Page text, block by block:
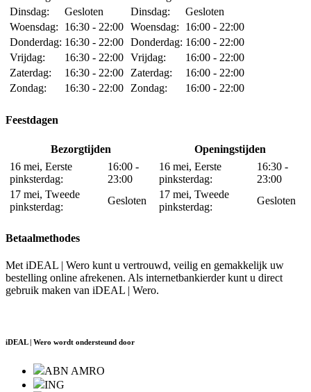
Dinsdag:
Gesloten
Woensdag:
16:30 - 22:00
Donderdag: 16:30 - 22:00
Vrijdag:
16:30 - 22:00
Zaterdag:
16:30 - 22:00
Zondag:
16:30 - 22:00
Dinsdag:
Gesloten
Woensdag:
16:00 - 22:00
Donderdag: 16:00 - 22:00
Vrijdag:
16:00 - 22:00
Zaterdag:
16:00 - 22:00
Zondag:
16:00 - 22:00
Feestdagen
Bezorgtijden
Openingstijden
16 mei, Eerste
pinksterdag:
16:00 -
23:00
17 mei, Tweede
pinksterdag:
Gesloten
16 mei, Eerste
pinksterdag:
16:30 -
23:00
17 mei, Tweede
pinksterdag:
Gesloten
Betaalmethodes
Met iDEAL | Wero kunt u vertrouwd, veilig en gemakkelijk uw
bestelling online afrekenen. Als internetbankierder kunt u direct
gebruik maken van iDEAL | Wero.
iDEAL | Wero wordt ondersteund door
ABN AMRO
ING